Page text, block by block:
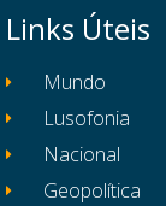
Links Úteis
Mundo
Lusofonia
Nacional
Geopolítica